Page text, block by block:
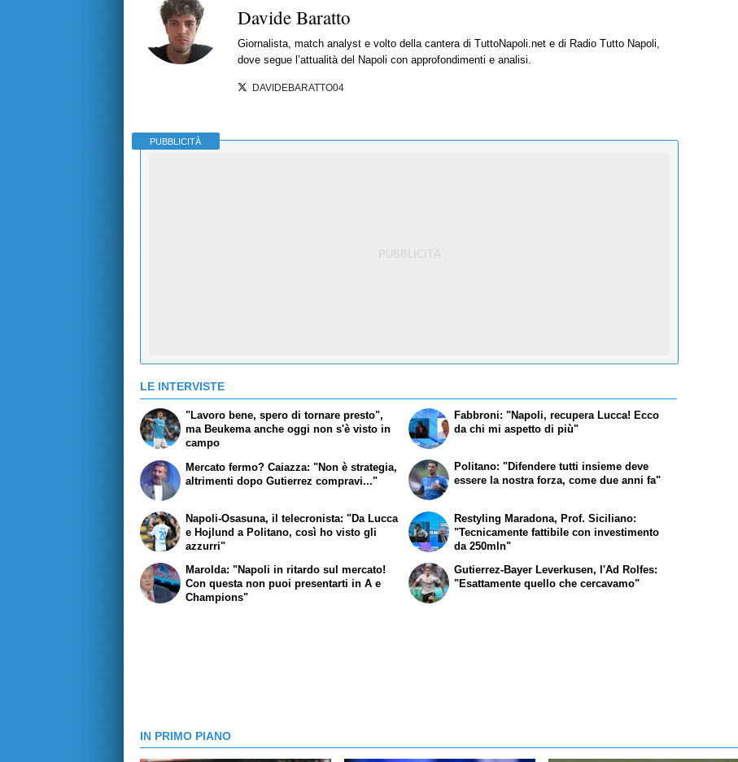
Davide Baratto
Giornalista, match analyst e volto della cantera di TuttoNapoli.net e di Radio Tutto Napoli,
dove segue l’attualità del Napoli con approfondimenti e analisi.
DAVIDEBARATTO04
PUBBLICITÀ
LE INTERVISTE
"Lavoro bene, spero di tornare presto",
ma Beukema anche oggi non s'è visto in
campo
Mercato fermo? Caiazza: "Non è strategia,
altrimenti dopo Gutierrez compravi..."
Fabbroni: "Napoli, recupera Lucca! Ecco
da chi mi aspetto di più"
Politano: "Difendere tutti insieme deve
essere la nostra forza, come due anni fa"
Napoli-Osasuna, il telecronista: "Da Lucca
e Hojlund a Politano, così ho visto gli
azzurri"
Marolda: "Napoli in ritardo sul mercato!
Con questa non puoi presentarti in A e
Champions"
Restyling Maradona, Prof. Siciliano:
"Tecnicamente fattibile con investimento
da 250mln"
Gutierrez-Bayer Leverkusen, l'Ad Rolfes:
"Esattamente quello che cercavamo"
IN PRIMO PIANO